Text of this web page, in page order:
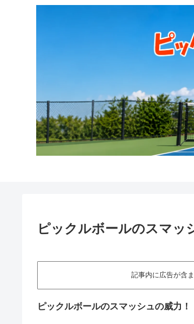
ピックルボールのスマッ
記事内に広告が含
ピックルボールのスマッシュの威力！